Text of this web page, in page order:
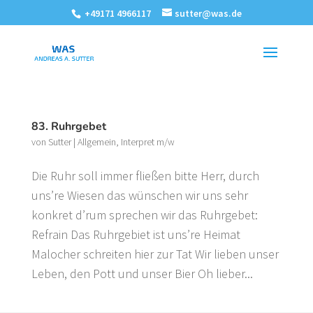
+49171 4966117 sutter@was.de
83. Ruhrgebet
von Sutter| Allgemein, Interpret m/w
Die Ruhr soll immer fließen bitte Herr, durch
uns’re Wiesen das wünschen wir uns sehr
konkret d’rum sprechen wir das Ruhrgebet:
Refrain Das Ruhrgebiet ist uns’re Heimat
Malocher schreiten hier zur Tat Wir lieben unser
Leben, den Pott und unser Bier Oh lieber...